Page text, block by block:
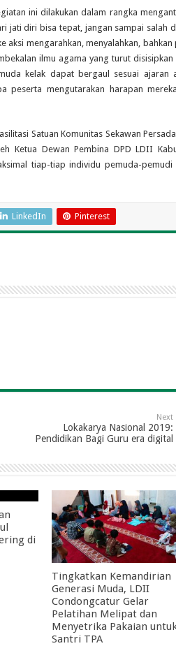
ini dilakukan dalam rangka
jati diri bisa tepat, jangan sampai salah
aksi mengarahkan, menyalahkan, bahkan
ilmu agama yang turut disisipkan
kelak dapat bergaul sesuai ajaran
peserta mengutarakan harapan
Satuan Komunitas Sekawan
Ketua Dewan Pembina DPD LDII
tiap-tiap individu pemuda-pemudi
LinkedIn Pinterest
Next
Lokakarya Nasional 2019:
Pendidikan Bagi Guru era digital
di
Tingkatkan Kemandirian
Generasi Muda, LDII
Condongcatur Gelar
Pelatihan Melipat dan
Menyetrika Pakaian
Santri TPA